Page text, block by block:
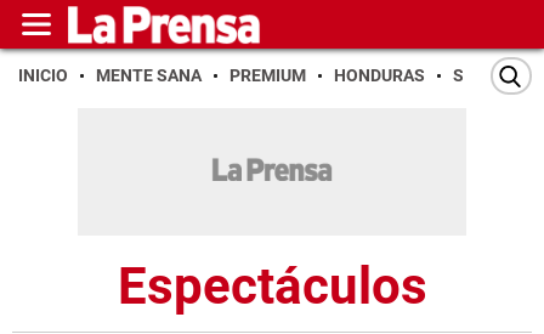
INICIO MENTE SANA PREMIUM HONDURAS SAN PEDRO
Espectáculos